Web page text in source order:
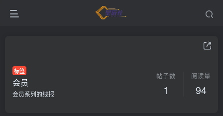
标签
会员
会员系列的线报
帖子数
1
阅读量
94